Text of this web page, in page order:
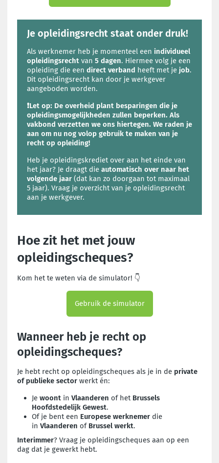
Je opleidingsrecht staat onder druk!
Als werknemer heb je momenteel een individueel
opleidingsrecht van 5 dagen. Hiermee volg je een
opleiding die een direct verband heeft met je job.
Dit opleidingsrecht kan door je werkgever
aangeboden worden.
❗Let op: De overheid plant besparingen die je
opleidingsmogelijkheden zullen beperken. Als
vakbond verzetten we ons hiertegen. We raden je
aan om nu nog volop gebruik te maken van je
recht op opleiding!
Heb je opleidingskrediet over aan het einde van
het jaar? Je draagt die automatisch over naar het
volgende jaar (dat kan zo doorgaan tot maximaal
5 jaar). Vraag je overzicht van je opleidingsrecht
aan je werkgever.
Hoe zit het met jouw
opleidingscheques?
Kom het te weten via de simulator! 👇
Gebruik de simulator
Wanneer heb je recht op
opleidingscheques?
Je hebt recht op opleidingscheques als je in de private
of publieke sector werkt én:
Je woont in Vlaanderen of het Brussels
Hoofdstedelijk Gewest.
Of je bent een Europese werknemer die
in Vlaanderen of Brussel werkt.
Interimmer? Vraag je opleidingscheques aan op een
dag dat je gewerkt hebt.